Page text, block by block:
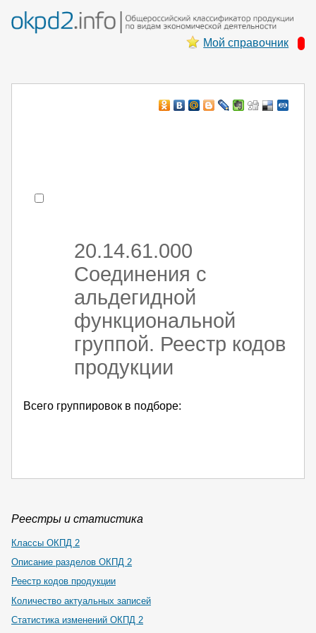
Мой справочник
20.14.61.000
Соединения с
альдегидной
функциональной
группой. Реестр кодов
продукции
Всего группировок в подборе:
Реестры и статистика
Классы ОКПД 2
Описание разделов ОКПД 2
Реестр кодов продукции
Количество актуальных записей
Статистика изменений ОКПД 2